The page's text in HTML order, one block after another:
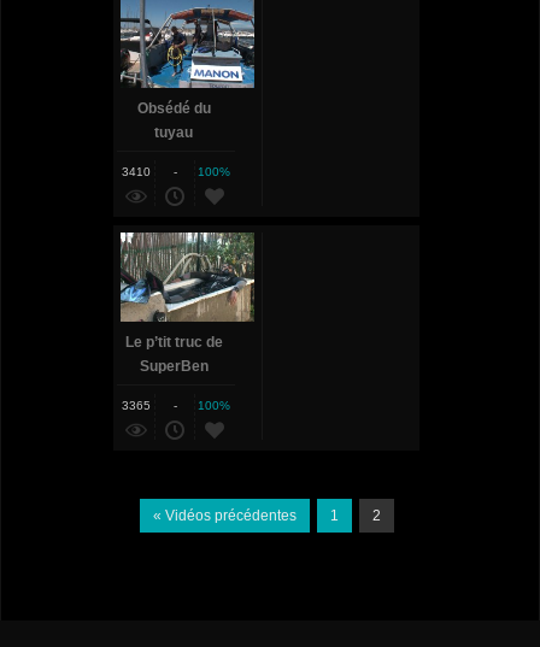
Obsédé du
tuyau
3410 - 100%
Le p’tit truc de
SuperBen
3365 - 100%
« Vidéos précédentes 1 2